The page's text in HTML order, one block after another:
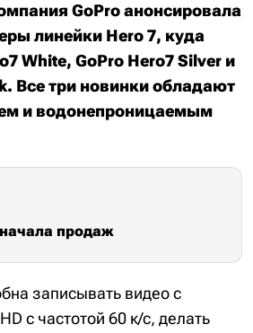
GoPro анонсировала
линейки Hero 7, куда
White, GoPro Hero7 Silver и
Все три новинки обладают
и водонепроницаемым
продаж
записывать видео с
с частотой 60 к/с, делать